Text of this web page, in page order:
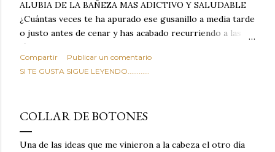
ALUBIA DE LA BAÑEZA MAS ADICTIVO Y SALUDABLE
¿Cuántas veces te ha apurado ese gusanillo a media tarde
o justo antes de cenar y has acabado recurriendo a las
típicas patatas de bolsa, frutos secos fritos o snacks
ultraprocesados llenos de grasas saturadas y sodio?
Todos hemos estado ahí. Sin embargo, cuidarse no tiene
satisface. Estas alubias crujientes al horno van a cambiar
por completo tu forma de ver las legumbres. Olvídate de
asociar las alubias únicamente a los guisos tradicionales y
Compartir
Publicar un comentario
SI TE GUSTA SIGUE LEYENDO............
COLLAR DE BOTONES
Una de las ideas que me vinieron a la cabeza el otro día